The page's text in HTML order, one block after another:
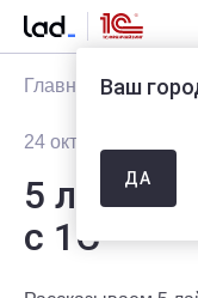
Главная Блог
24 октября 2018
5
с 1С
Ваш
ДА